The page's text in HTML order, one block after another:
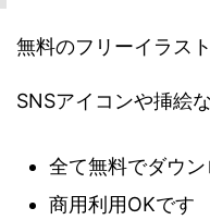
無料のフリーイラスト
SNSアイコンや挿絵
全て無料でダウ
商用利用OKです